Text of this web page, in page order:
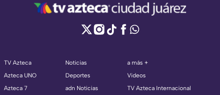
TV Azteca
Azteca UNO
Azteca 7
Noticias
Deportes
adn Noticias
a más +
Videos
TV Azteca Internacional